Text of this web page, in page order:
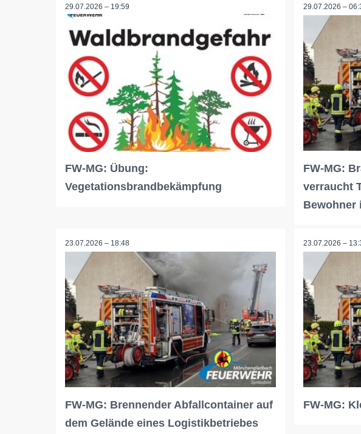
29.07.2026 – 19:59
FW-MG: Übung:
Vegetationsbrandbekämpfung
29.07.2026 –
FW-MG:
verraucht
Bewohner
23.07.2026 – 18:48
FW-MG: Brennender Abfallcontainer auf
dem Gelände eines Logistikbetriebes
23.07.2026 –
FW-MG: